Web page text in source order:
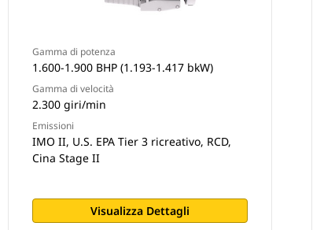
Gamma di potenza
1.600-1.900 BHP (1.193-1.417 bkW)
Gamma di velocità
2.300 giri/min
Emissioni
IMO II, U.S. EPA Tier 3 ricreativo, RCD,
Cina Stage II
Visualizza Dettagli